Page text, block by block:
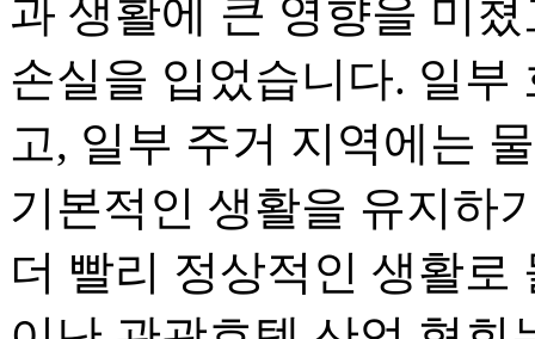
과 생활에 큰 영향을 미
손실을 입었습니다. 일부
고, 일부 주거 지역에는
기본적인 생활을 유지하
더 빨리 정상적인 생활로